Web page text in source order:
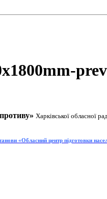
Харківської обласної
«Обласний центр підготовки